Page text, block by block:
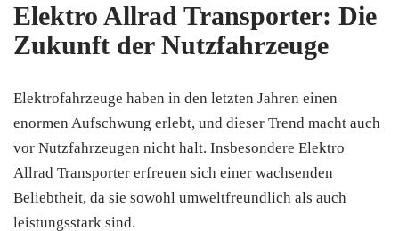
Elektro Allrad Transporter: Die
Zukunft der Nutzfahrzeuge
Elektrofahrzeuge haben in den letzten Jahren einen
enormen Aufschwung erlebt, und dieser Trend macht auch
vor Nutzfahrzeugen nicht halt. Insbesondere Elektro
Allrad Transporter erfreuen sich einer wachsenden
Beliebtheit, da sie sowohl umweltfreundlich als auch
leistungsstark sind.